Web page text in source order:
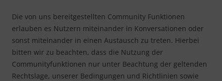
Die von uns bereitgestellten Community Funktionen
erlauben es Nutzern miteinander in Konversationen oder
sonst miteinander in einen Austausch zu treten. Hierbei
bitten wir zu beachten, dass die Nutzung der
Communityfunktionen nur unter Beachtung der geltenden
Rechtslage, unserer Bedingungen und Richtlinien sowie